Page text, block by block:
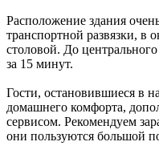
Расположение здания
транспортной развязки, в
столовой. До
за 15 минут.
Гости, остановившиеся в
домашнего комфорта,
сервисом. Рекомендуем
они пользуются большой